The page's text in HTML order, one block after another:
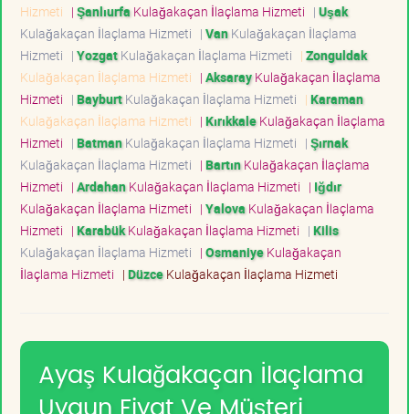
Hizmeti | Şanlıurfa Kulağakaçan İlaçlama Hizmeti | Uşak
Kulağakaçan İlaçlama Hizmeti | VanKulağakaçan İlaçlama
Hizmeti | YozgatKulağakaçan İlaçlama Hizmeti | Zonguldak
Kulağakaçan İlaçlama Hizmeti | AksarayKulağakaçan İlaçlama
Hizmeti | BayburtKulağakaçan İlaçlama Hizmeti | Karaman
Kulağakaçan İlaçlama Hizmeti | KırıkkaleKulağakaçan İlaçlama
Hizmeti | BatmanKulağakaçan İlaçlama Hizmeti | Şırnak
Kulağakaçan İlaçlama Hizmeti | BartınKulağakaçan İlaçlama
Hizmeti | ArdahanKulağakaçan İlaçlama Hizmeti | Iğdır
Kulağakaçan İlaçlama Hizmeti | Yalova Kulağakaçan İlaçlama
Hizmeti | KarabükKulağakaçan İlaçlama Hizmeti | Kilis
Kulağakaçan İlaçlama Hizmeti | OsmaniyeKulağakaçan
İlaçlama Hizmeti | DüzceKulağakaçan İlaçlama Hizmeti
Ayaş Kulağakaçan İlaçlama
Uygun Fiyat Ve Müşteri